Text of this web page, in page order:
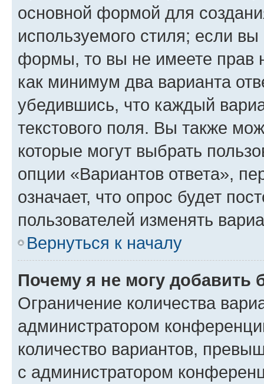
основной формой для
используемого стиля; если
формы, то вы не имеете прав
как минимум два варианта
убедившись, что каждый
текстового поля. Вы также
которые могут выбрать
опции «Вариантов ответа»,
означает, что опрос будет
пользователей изменять
Вернуться к началу
Почему я не могу добавить
Ограничение количества
администратором
количество вариантов,
с администратором